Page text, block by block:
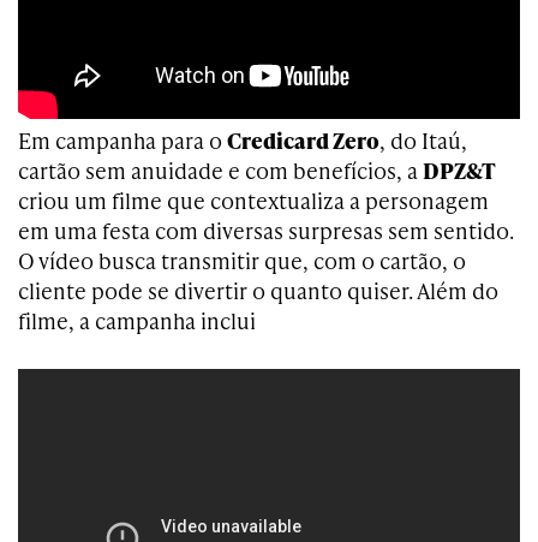
Em campanha para o Credicard Zero, do Itaú,
cartão sem anuidade e com benefícios, aDPZ&T
criou um filme que contextualiza a personagem
em uma festa com diversas surpresas sem sentido.
O vídeo busca transmitir que, com o cartão, o
cliente pode se divertir o quanto quiser. Além do
filme, a campanha inclui